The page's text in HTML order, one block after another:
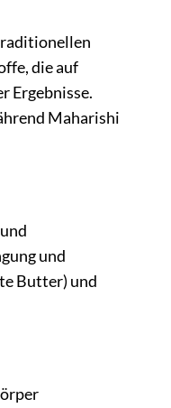
die auf
Ergebnisse.
Maharishi
und
Butter) und